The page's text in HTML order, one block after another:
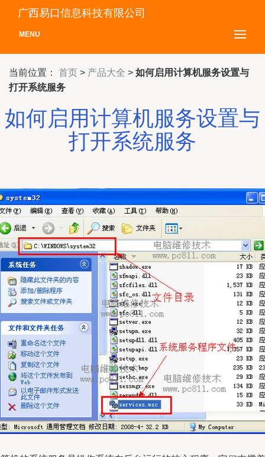
广西易口信息科技有限公司
MENU
当前位置： 首页 > 产品大全 > 如何启用计算机服务设置与
打开系统服务
如何启用计算机服务设置与
打开系统服务